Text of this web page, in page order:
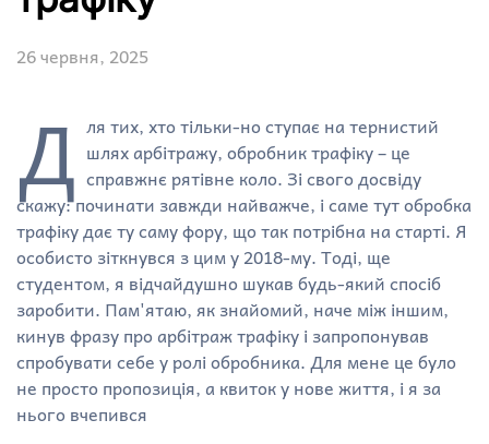
26 червня, 2025
Д ля тих, хто тільки-но ступає на тернистий
шлях арбітражу, обробник трафіку – це
справжнє рятівне коло. Зі свого досвіду
скажу: починати завжди найважче, і саме тут обробка
трафіку дає ту саму фору, що так потрібна на старті. Я
особисто зіткнувся з цим у 2018-му. Тоді, ще
студентом, я відчайдушно шукав будь-який спосіб
заробити. Пам'ятаю, як знайомий, наче між іншим,
кинув фразу про арбітраж трафіку і запропонував
спробувати себе у ролі обробника. Для мене це було
не просто пропозиція, а квиток у нове життя, і я за
нього вчепився